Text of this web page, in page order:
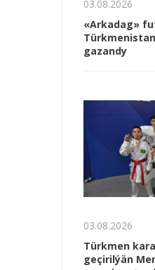
03.08.2026
«Arkadag»
gazandy
03.08.2026
Türkmen
geçirilýän